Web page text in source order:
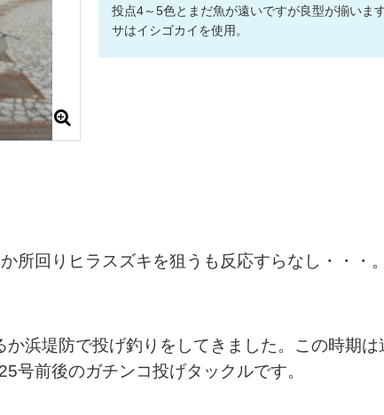
投点4～5色とまだ魚が遠いですが良型が揃いま
サはイシゴカイを使用。
所回りヒラスズキを狙うも反応すらなし・・・。
浜堤防で投げ釣りをしてきました。この時期は
号前後のガチンコ投げタックルです。